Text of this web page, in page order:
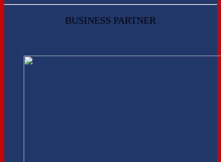
BUSINESS PARTNER